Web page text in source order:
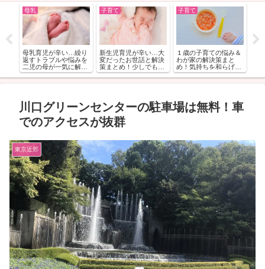
ご
母乳
母乳育児が辛い…繰り
返すトラブルや悩みを
二児の母が一気に解
決！
子育て
新生児育児が辛い…大
変だったお世話と解決
策まとめ！少しでも気
楽に
子育て
１歳の子育ての悩み＆
わが家の解決策まと
め！気持ちを和らげる
コツ
仕
紹
川口グリーンセンターの駐車場は無料！車
でのアクセスが抜群
東京近郊